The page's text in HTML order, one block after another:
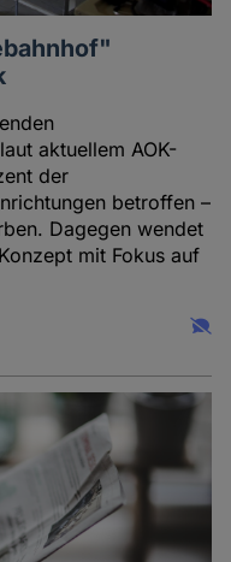
aktuellem AOK-
der
betroffen –
Dagegen wendet
mit Fokus auf